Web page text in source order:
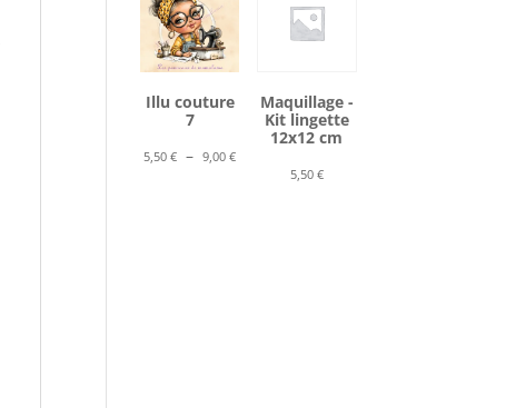
10,00 €
Illu couture
7
5,50€ – 9,00€Plage
Maquillage -
Kit lingette
12x12 cm
5,50 €